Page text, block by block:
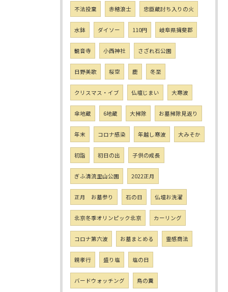
不法投棄 赤穂浪士 忠臣蔵討ち入りの火
水鉢 ダイソー 110円 岐阜県揖斐郡
観音寺 小西神社 さざれ石公園
日野美歌 桜空 鹿 冬至
クリスマス・イブ 仏壇じまい 大寒波
傘地蔵 6地蔵 大掃除 お墓掃除見返り
年末 コロナ感染 年越し寒波 大みそか
初詣 初日の出 子供の成長
ぎふ清流里山公園 2022正月
正月 お墓参り 石の日 仏壇お洗濯
北京冬季オリンピック北京 カーリング
コロナ第六波 お墓まとめる 霊感商法
親孝行 盛り塩 塩の日
バードウォッチング 鳥の糞